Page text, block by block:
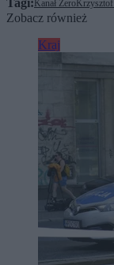
Kanał Zero
Zobacz również
Kraj